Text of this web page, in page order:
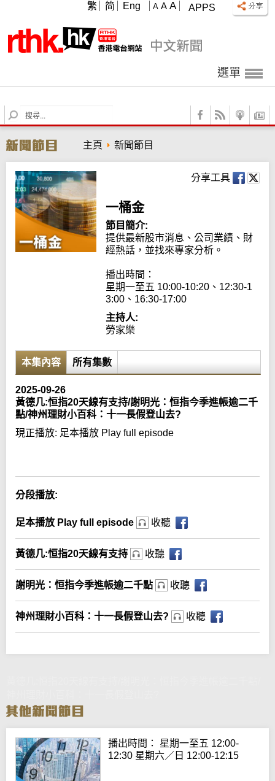
APPS
A A A
繁 简 Eng
選單
S
e
r
c
h
主頁 新聞節目
分享工具
一桶金
節目簡介:
提供最新股市消息、公司業績、財
經熱話，並找來專家分析。
播出時間：
星期一至五 10:00-10:20、12:30-1
3:00、16:30-17:00
主持人:
勞家樂
本集內容 所有集數
2025-09-26
黃德几:恒指20天線有支持/謝明光：恒指今季進帳逾二千
點/神州理財小百科：十一長假登山去?
現正播放: 足本播放 Play full episode
分段播放:
足本播放 Play full episode 收聽
黃德几:恒指20天線有支持 收聽
謝明光：恒指今季進帳逾二千點 收聽
神州理財小百科：十一長假登山去? 收聽
播出時間： 星期一至五 12:00-
12:30 星期六／日 12:00-12:15